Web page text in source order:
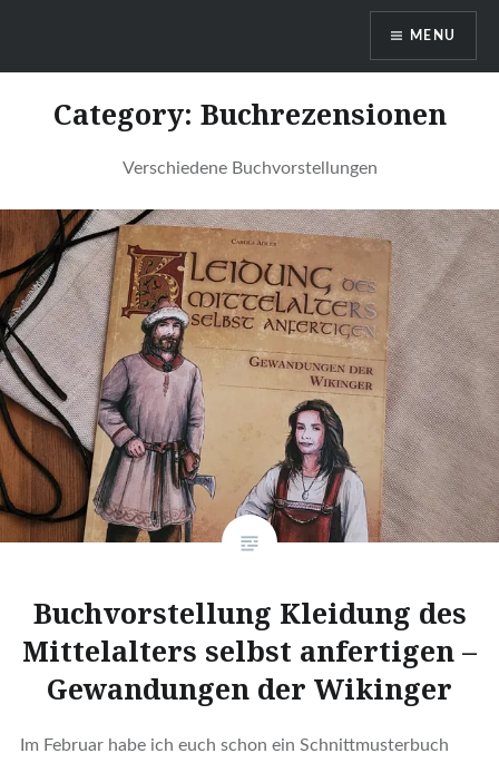
DragonDanielas Hobbyblog
MENU
Category: Buchrezensionen
Verschiedene Buchvorstellungen
Buchvorstellung Kleidung des
Mittelalters selbst anfertigen –
Gewandungen der Wikinger
Im Februar habe ich euch schon ein Schnittmusterbuch